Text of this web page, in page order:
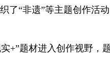
了“非遗”等主题创作活
+”题材进入创作视野，